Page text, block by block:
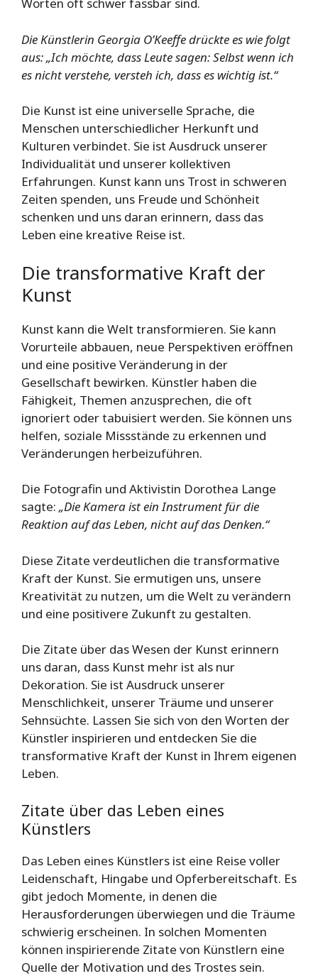
Worten oft schwer fassbar sind.
Die Künstlerin Georgia O’Keeffe drückte es wie folgt
aus: „Ich möchte, dass Leute sagen: Selbst wenn ich
es nicht verstehe, versteh ich, dass es wichtig ist.“
Die Kunst ist eine universelle Sprache, die
Menschen unterschiedlicher Herkunft und
Kulturen verbindet. Sie ist Ausdruck unserer
Individualität und unserer kollektiven
Erfahrungen. Kunst kann uns Trost in schweren
Zeiten spenden, uns Freude und Schönheit
schenken und uns daran erinnern, dass das
Leben eine kreative Reise ist.
Die transformative Kraft der
Kunst
Kunst kann die Welt transformieren. Sie kann
Vorurteile abbauen, neue Perspektiven eröffnen
und eine positive Veränderung in der
Gesellschaft bewirken. Künstler haben die
Fähigkeit, Themen anzusprechen, die oft
ignoriert oder tabuisiert werden. Sie können uns
helfen, soziale Missstände zu erkennen und
Veränderungen herbeizuführen.
Die Fotografin und Aktivistin Dorothea Lange
sagte: „Die Kamera ist ein Instrument für die
Reaktion auf das Leben, nicht auf das Denken.“
Diese Zitate verdeutlichen die transformative
Kraft der Kunst. Sie ermutigen uns, unsere
Kreativität zu nutzen, um die Welt zu verändern
und eine positivere Zukunft zu gestalten.
Die Zitate über das Wesen der Kunst erinnern
uns daran, dass Kunst mehr ist als nur
Dekoration. Sie ist Ausdruck unserer
Menschlichkeit, unserer Träume und unserer
Sehnsüchte. Lassen Sie sich von den Worten der
Künstler inspirieren und entdecken Sie die
transformative Kraft der Kunst in Ihrem eigenen
Leben.
Zitate über das Leben eines
Künstlers
Das Leben eines Künstlers ist eine Reise voller
Leidenschaft, Hingabe und Opferbereitschaft. Es
gibt jedoch Momente, in denen die
Herausforderungen überwiegen und die Träume
schwierig erscheinen. In solchen Momenten
können inspirierende Zitate von Künstlern eine
Quelle der Motivation und des Trostes sein.